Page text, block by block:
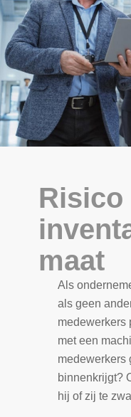
Risico
maat
Als
als geen
medewerkers
met een
medewerkers
binnenkrijgt?
hij of zij te